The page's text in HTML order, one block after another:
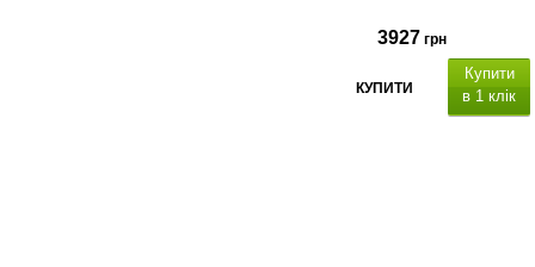
3927 грн
КУПИТИ
Купити
в 1 клік